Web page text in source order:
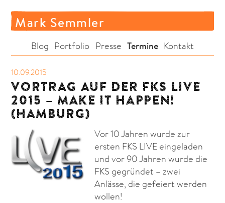
Mark Semmler
Blog Portfolio Presse Termine Kontakt
10.09.2015
VORTRAG AUF DER FKS LIVE
2015 – MAKE IT HAPPEN!
(HAMBURG)
Vor 10 Jahren wurde zur
ersten FKS LIVE eingeladen
und vor 90 Jahren wurde die
FKS gegründet – zwei
Anlässe, die gefeiert werden
wollen!